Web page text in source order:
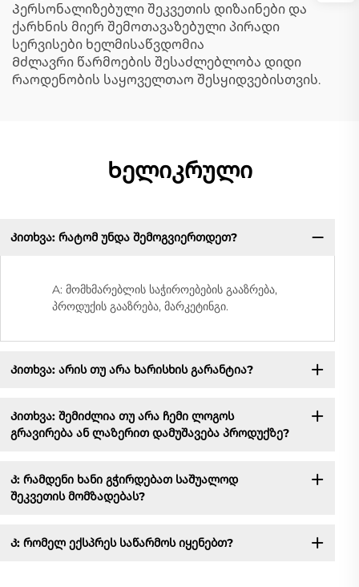
Პერსონალიზებული შეკვეთის დიზაინები და
ქარხნის მიერ შემოთავაზებული პირადი
სერვისები ხელმისაწვდომია
Მძლავრი წარმოების შესაძლებლობა დიდი
რაოდენობის საყოველთაო შესყიდვებისთვის.
Ხელიკრული
Კითხვა: რატომ უნდა შემოგვიერთდეთ?
A: მომხმარებლის საჭიროებების გააზრება,
პროდუქის გააზრება, მარკეტინგი.
Კითხვა: არის თუ არა ხარისხის გარანტია?
Კითხვა: შემიძლია თუ არა ჩემი ლოგოს
გრავირება ან ლაზერით დამუშავება პროდუქზე?
Კ: რამდენი ხანი გჭირდებათ საშუალოდ
შეკვეთის მომზადებას?
Კ: რომელ ექსპრეს საწარმოს იყენებთ?